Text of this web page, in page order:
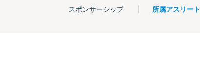
スポンサーシップ 所属アスリート